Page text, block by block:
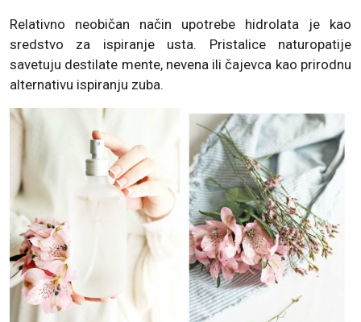
Relativno neobičan način upotrebe hidrolata je kao
sredstvo za ispiranje usta. Pristalice naturopatije
savetuju destilate mente, nevena ili čajevca kao prirodnu
alternativu ispiranju zuba.